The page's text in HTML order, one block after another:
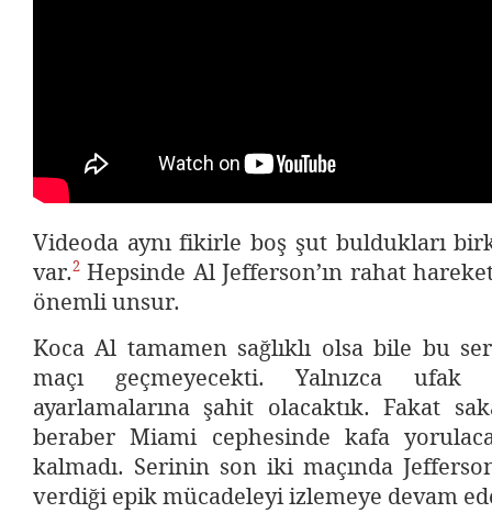
Videoda aynı fikirle boş şut buldukları
var.2 Hepsinde Al Jefferson’ın rahat
önemli unsur.
Koca Al tamamen sağlıklı olsa bile bu
maçı geçmeyecekti. Yalnızca
ayarlamalarına şahit olacaktık. Fakat
beraber Miami cephesinde kafa
kalmadı. Serinin son iki maçında
verdiği epik mücadeleyi izlemeye devam